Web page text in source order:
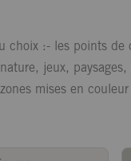
:- les points de
jeux,
mises en